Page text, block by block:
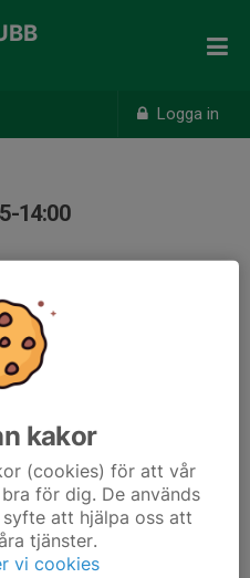
Logga in
14:00
kakor
(cookies) för att vår
för dig. De används
att hjälpa oss att
tjänster.
vi cookies